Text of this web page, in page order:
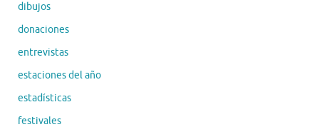
dibujos
donaciones
entrevistas
estaciones del año
estadísticas
festivales